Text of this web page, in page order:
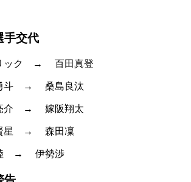
交代
ック → 百田真登
斗 → 桑島良汰
介 → 嫁阪翔太
星 → 森田凜
→ 伊勢渉